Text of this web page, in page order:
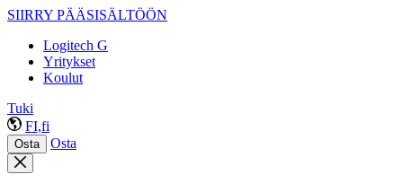
SIIRRY PÄÄSISÄLTÖÖN
Logitech G
Yritykset
Koulut
Tuki
FI,fi
Osta Osta